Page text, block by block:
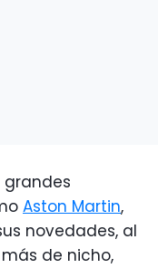
grandes
Aston Martin,
novedades, al
de nicho,